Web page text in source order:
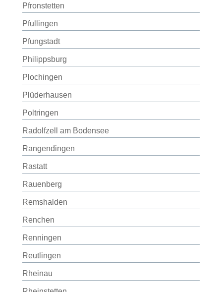
Pfronstetten
Pfullingen
Pfungstadt
Philippsburg
Plochingen
Plüderhausen
Poltringen
Radolfzell am Bodensee
Rangendingen
Rastatt
Rauenberg
Remshalden
Renchen
Renningen
Reutlingen
Rheinau